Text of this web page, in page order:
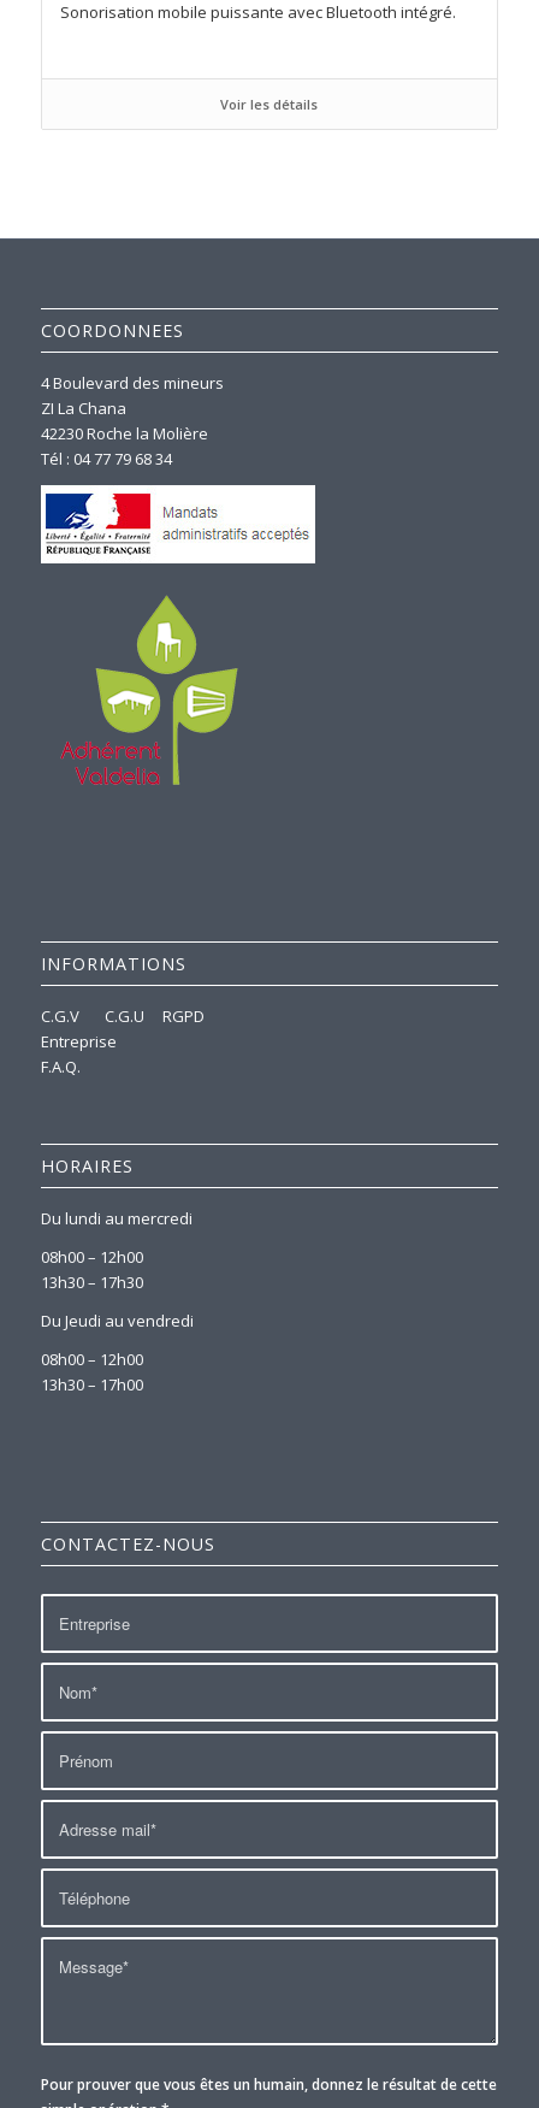
Sonorisation mobile puissante avec Bluetooth intégré.
Voir les détails
COORDONNEES
4 Boulevard des mineurs
ZI La Chana
42230 Roche la Molière
Tél : 04 77 79 68 34
INFORMATIONS
C.G.V C.G.U
RGPD
Entreprise
F.A.Q.
HORAIRES
Du lundi au mercredi
08h00 – 12h00
13h30 – 17h30
Du Jeudi au vendredi
08h00 – 12h00
13h30 – 17h00
CONTACTEZ-NOUS
Pour prouver que vous êtes un humain, donnez le résultat de cette